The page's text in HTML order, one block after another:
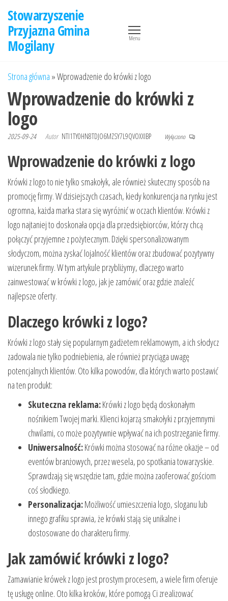
treści
Stowarzyszenie
Przyjazna Gmina
Mogilany
Menu
Strona główna »Wprowadzenie do krówki z logo
Wprowadzenie do krówki z
logo
2025-09-24 Autor NTI1TY0HN8TDJO6MZSY7L9QVOXXIBP Wyłączono
Wprowadzenie do krówki z logo
Krówki z logo to nie tylko smakołyk, ale również skuteczny sposób na
promocję firmy. W dzisiejszych czasach, kiedy konkurencja na rynku jest
ogromna, każda marka stara się wyróżnić w oczach klientów. Krówki z
logo najtaniej to doskonała opcja dla przedsiębiorców, którzy chcą
połączyć przyjemne z pożytecznym. Dzięki spersonalizowanym
słodyczom, można zyskać lojalność klientów oraz zbudować pozytywny
wizerunek firmy. W tym artykule przybliżymy, dlaczego warto
zainwestować w krówki z logo, jak je zamówić oraz gdzie znaleźć
najlepsze oferty.
Dlaczego krówki z logo?
Krówki z logo stały się popularnym gadżetem reklamowym, a ich słodycz
zadowala nie tylko podniebienia, ale również przyciąga uwagę
potencjalnych klientów. Oto kilka powodów, dla których warto postawić
na ten produkt:
Skuteczna reklama:Krówki z logo będą doskonałym
nośnikiem Twojej marki. Klienci kojarzą smakołyki z przyjemnymi
chwilami, co może pozytywnie wpływać na ich postrzeganie firmy.
Uniwersalność:Krówki można stosować na różne okazje – od
eventów branżowych, przez wesela, po spotkania towarzyskie.
Sprawdzają się wszędzie tam, gdzie można zaoferować gościom
coś słodkiego.
Personalizacja:Możliwość umieszczenia logo, sloganu lub
innego grafiku sprawia, że krówki stają się unikalne i
dostosowane do charakteru firmy.
Jak zamówić krówki z logo?
Zamawianie krówek z logo jest prostym procesem, a wiele firm oferuje
tę usługę online. Oto kilka kroków, które pomogą Ci zrealizować